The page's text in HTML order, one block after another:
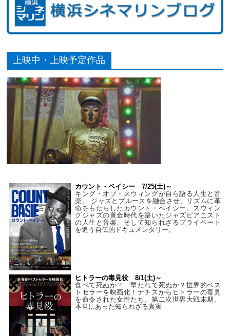
上映中・上映予定作品
カウント・ベイシー 7/25(土)～
キング・オブ・スウィングが自ら語る人生と音
楽。 ジャズとブルースを融合させ、リズムに革
命をもたらしたカウント・ベイシー。スウィン
グジャズの黄金時代を築いたジャズピアニスト
の人生と音楽、そして知られざるプライベート
を追う自伝的ドキュメンタリー。
ヒトラーの毒見役 8/1(土)～
食べて死ぬか？ 撃たれて死ぬか？世界的ベス
トセラーを映画化！ナチスからヒトラーの毒見
を命令された女性たち。第二次世界大戦末期、
本当にあった知られざる真実